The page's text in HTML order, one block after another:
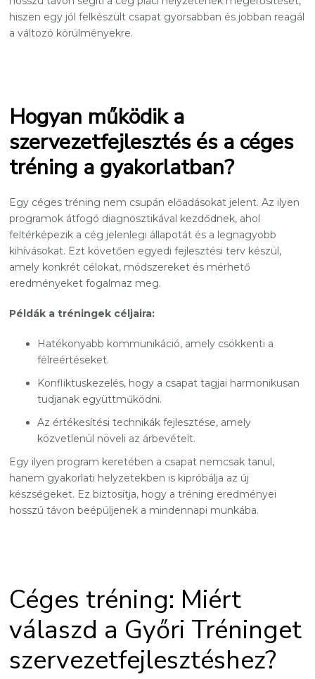
hiszen egy jól felkészült csapat gyorsabban és jobban reagál
a változó körülményekre.
Hogyan működik a
szervezetfejlesztés és a céges
tréning a gyakorlatban?
Egy céges tréning nem csupán előadásokat jelent. Az ilyen
programok átfogó diagnosztikával kezdődnek, ahol
feltérképezik a cég jelenlegi állapotát és a legnagyobb
kihívásokat. Ezt követően egyedi fejlesztési terv készül,
amely konkrét célokat, módszereket és mérhető
eredményeket fogalmaz meg.
Példák a tréningek céljaira:
Hatékonyabb kommunikáció, amely csökkenti a
félreértéseket.
Konfliktuskezelés, hogy a csapat tagjai harmonikusan
tudjanak együttműködni.
Az értékesítési technikák fejlesztése, amely
közvetlenül növeli az árbevételt.
Egy ilyen program keretében a csapat nemcsak tanul,
hanem gyakorlati helyzetekben is kipróbálja az új
készségeket. Ez biztosítja, hogy a tréning eredményei
hosszú távon beépüljenek a mindennapi munkába.
Céges tréning: Miért
válaszd a Győri Tréninget
szervezetfejlesztéshez?